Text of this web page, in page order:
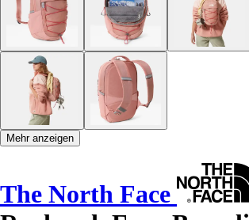
Mehr anzeigen
The North Face